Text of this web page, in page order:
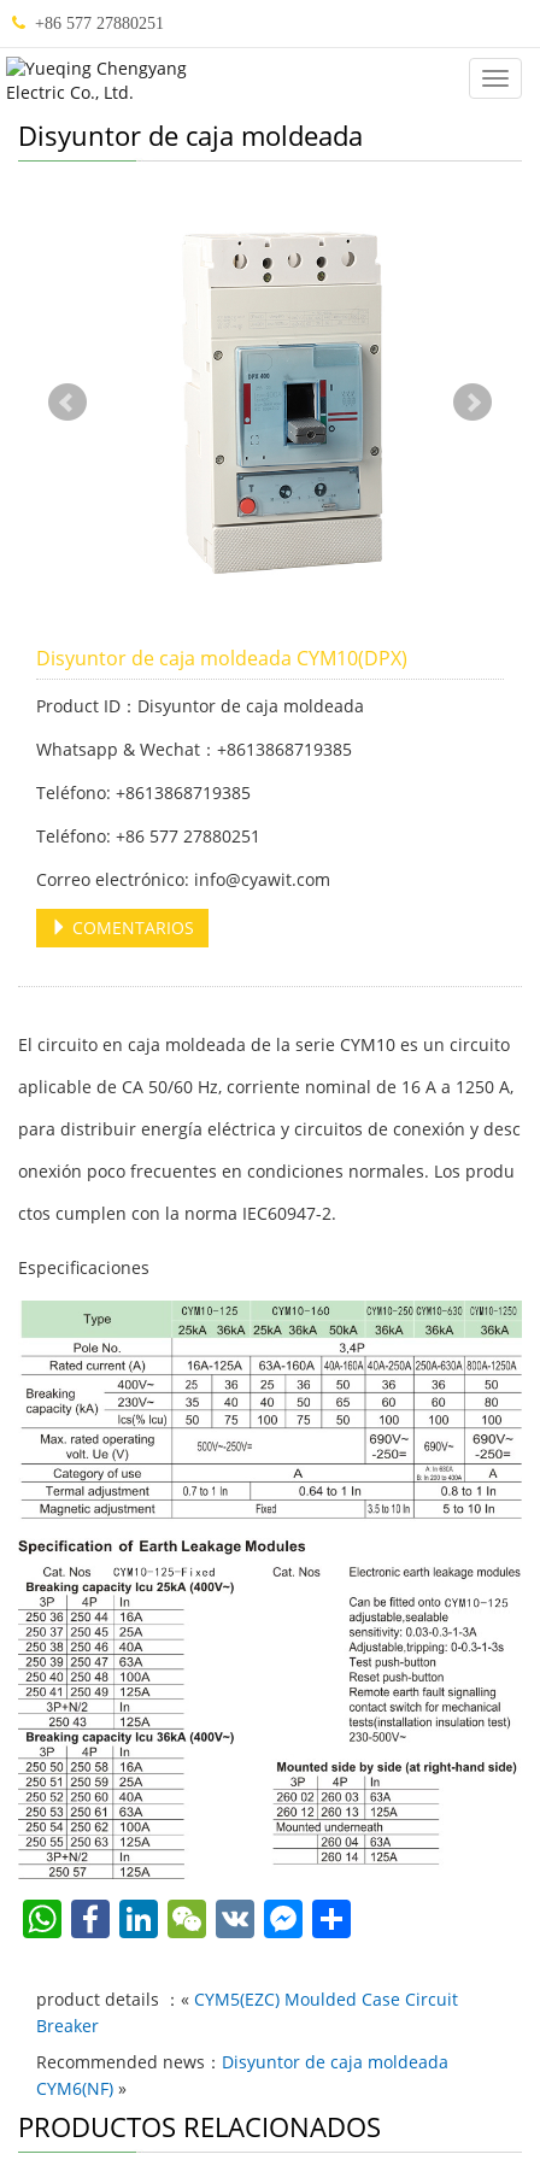
+86 577 27880251
Us
Disyuntor de caja moldeada
Disyuntor de caja moldeada CYM10(DPX)
Product ID：Disyuntor de caja moldeada
Whatsapp & Wechat：+8613868719385
Teléfono: +8613868719385
Teléfono: +86 577 27880251
Correo electrónico: info@cyawit.com
COMENTARIOS
El circuito en caja moldeada de la serie CYM10 es un circuito
aplicable de CA 50/60 Hz, corriente nominal de 16 A a 1250 A,
para distribuir energía eléctrica y circuitos de conexión y desc
onexión poco frecuentes en condiciones normales. Los produ
ctos cumplen con la norma IEC60947-2.
Especificaciones
W
at
s
A
p
F
c
b
o
Li
k
dI
n
W
C
at
V F
c
b
o
m
ar
tir
product details ：« CYM5(EZC) Moulded Case Circuit
Breaker
Recommended news： Disyuntor de caja moldeada
CYM6(NF) »
PRODUCTOS RELACIONADOS